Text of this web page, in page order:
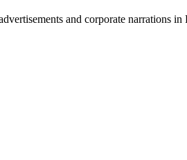
and corporate narrations in